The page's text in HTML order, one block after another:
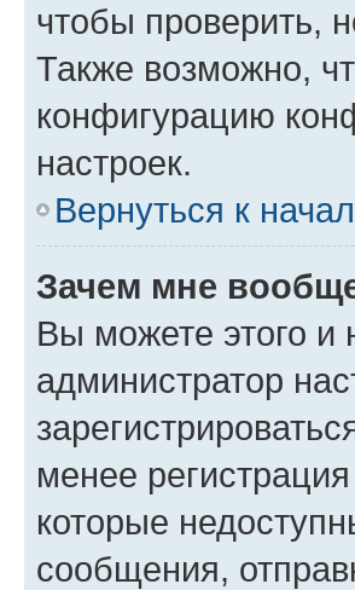
чтобы проверить,
Также возможно,
конфигурацию
настроек.
Вернуться к
Зачем мне
Вы можете этого и
администратор
менее
которые
сообщения,